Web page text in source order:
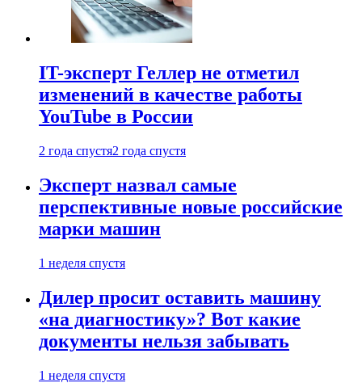
IT-эксперт Геллер не отметил
изменений в качестве работы
YouTube в России
2 года спустя2 года спустя
Эксперт назвал самые
перспективные новые российские
марки машин
1 неделя спустя
Дилер просит оставить машину
«на диагностику»? Вот какие
документы нельзя забывать
1 неделя спустя